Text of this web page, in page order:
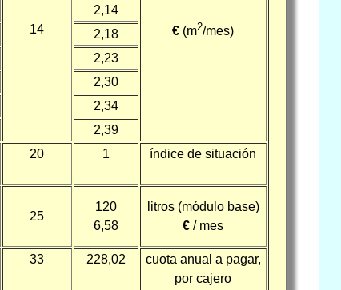
14 € (m2/mes)
2,14
2,18
2,23
2,30
2,34
2,39
20 1 índice de situación
25
120
6,58
litros (módulo base)
€ / mes
33 228,02
cuota anual a pagar,
por cajero